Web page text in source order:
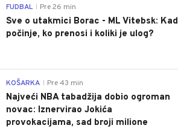
FUDBAL Pre 26 min
Sve o utakmici Borac - ML Vitebsk: Kad
počinje, ko prenosi i koliki je ulog?
KOŠARKA Pre 43 min
Najveći NBA tabadžija dobio ogroman
novac: Iznervirao Jokića
provokacijama, sad broji milione